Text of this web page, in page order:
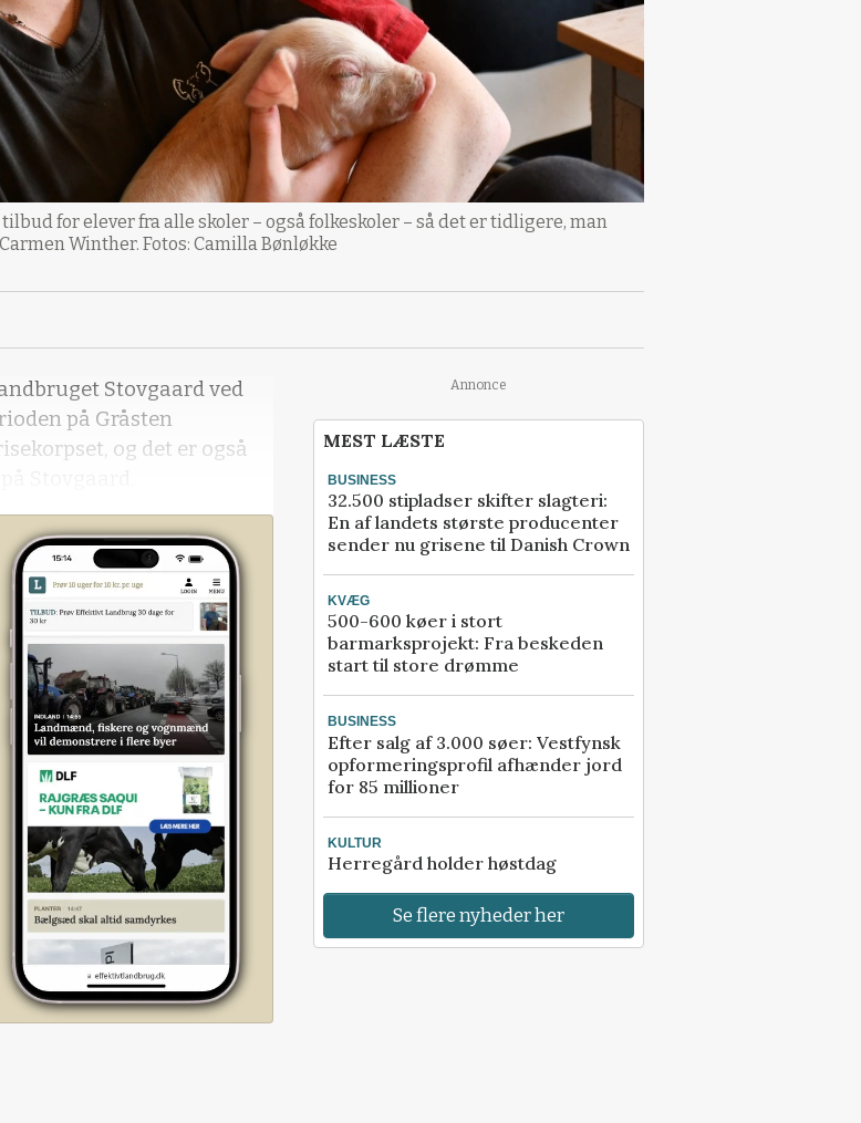
for elever fra alle skoler – også folkeskoler – så det er tidligere, man
Winther. Fotos: Camilla Bønløkke
Stovgaard ved
på Gråsten
og det er også
Annonce
MEST LÆSTE
BUSINESS
32.500 stipladser skifter slagteri:
En af landets største producenter
sender nu grisene til Danish Crown
KVÆG
500-600 køer i stort
barmarksprojekt: Fra beskeden
start til store drømme
BUSINESS
Efter salg af 3.000 søer: Vestfynsk
opformeringsprofil afhænder jord
for 85 millioner
KULTUR
Herregård holder høstdag
Se flere nyheder her